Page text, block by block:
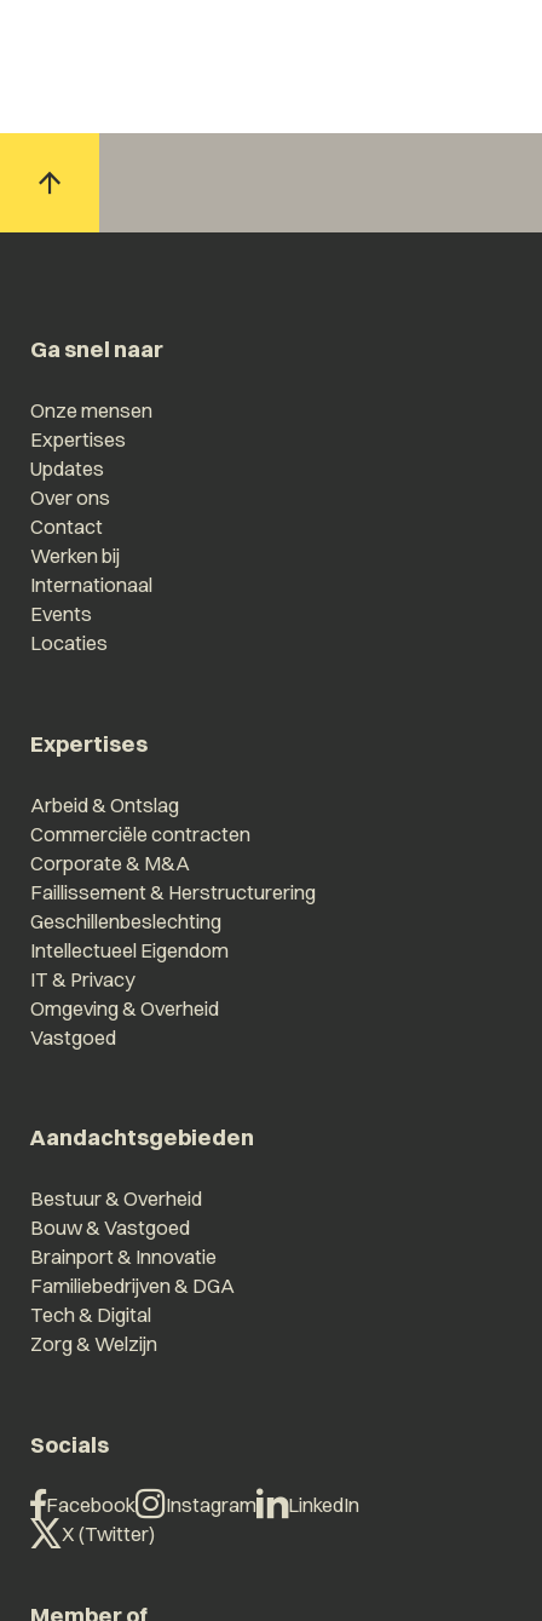
Ga snel naar
Onze mensen
Expertises
Updates
Over ons
Contact
Werken bij
Internationaal
Events
Locaties
Expertises
Arbeid & Ontslag
Commerciële contracten
Corporate & M&A
Faillissement & Herstructurering
Geschillenbeslechting
Intellectueel Eigendom
IT & Privacy
Omgeving & Overheid
Vastgoed
Aandachtsgebieden
Bestuur & Overheid
Bouw & Vastgoed
Brainport & Innovatie
Familiebedrijven & DGA
Tech & Digital
Zorg & Welzijn
Socials
Facebook Instagram
LinkedIn
X (Twitter)
Member of